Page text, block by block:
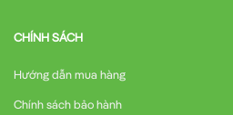
CHÍNH SÁCH
Hướng dẫn mua hàng
Chính sách bảo hành